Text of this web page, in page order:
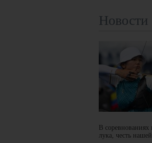
Новости
В
лука, честь